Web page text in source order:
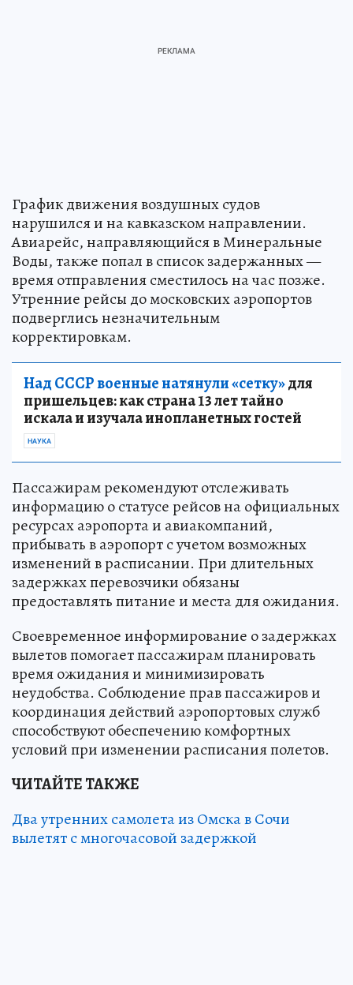
График движения воздушных судов
нарушился и на кавказском направлении.
Авиарейс, направляющийся в Минеральные
Воды, также попал в список задержанных —
время отправления сместилось на час позже.
Утренние рейсы до московских аэропортов
подверглись незначительным
корректировкам.
Над СССР военные натянули «сетку»для
пришельцев: как страна 13 лет тайно
искала и изучала инопланетных гостей
НАУКА
Пассажирам рекомендуют отслеживать
информацию о статусе рейсов на официальных
ресурсах аэропорта и авиакомпаний,
прибывать в аэропорт с учетом возможных
изменений в расписании. При длительных
задержках перевозчики обязаны
предоставлять питание и места для ожидания.
Своевременное информирование о задержках
вылетов помогает пассажирам планировать
время ожидания и минимизировать
неудобства. Соблюдение прав пассажиров и
координация действий аэропортовых служб
способствуют обеспечению комфортных
условий при изменении расписания полетов.
ЧИТАЙТЕ ТАКЖЕ
Два утренних самолета из Омска в Сочи
вылетят с многочасовой задержкой